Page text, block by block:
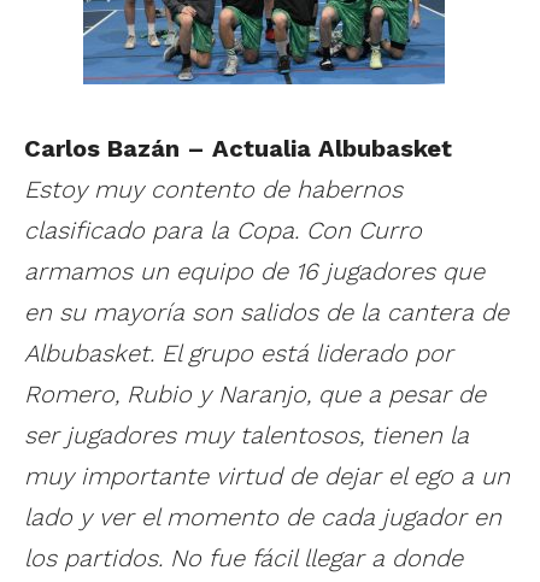
Carlos Bazán – Actualia Albubasket
Estoy muy contento de habernos
clasificado para la Copa. Con Curro
armamos un equipo de 16 jugadores que
en su mayoría son salidos de la cantera de
Albubasket. El grupo está liderado por
Romero, Rubio y Naranjo, que a pesar de
ser jugadores muy talentosos, tienen la
muy importante virtud de dejar el ego a un
lado y ver el momento de cada jugador en
los partidos. No fue fácil llegar a donde